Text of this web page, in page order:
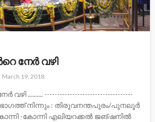
നേര്‍ വഴി
March 19, 2018
.......... -----------------------------------
നിന്നും : തിരുവനന്തപുരം/പുനലൂര്‍
-കോന്നി എലിയറക്കല്‍ ജങ്ഷനില്‍